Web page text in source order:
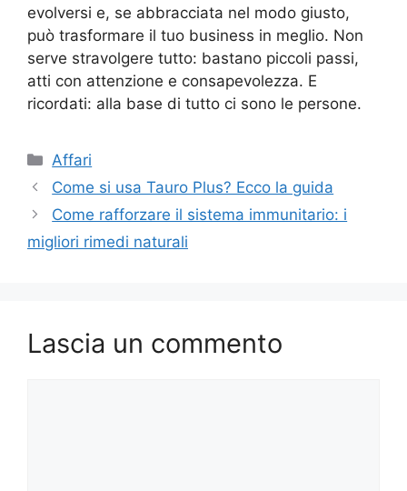
evolversi e, se abbracciata nel modo giusto,
può trasformare il tuo business in meglio. Non
serve stravolgere tutto: bastano piccoli passi,
atti con attenzione e consapevolezza. E
ricordati: alla base di tutto ci sono le persone.
Categorie
Affari
Come si usa Tauro Plus? Ecco la guida
Come rafforzare il sistema immunitario: i
migliori rimedi naturali
Lascia un commento